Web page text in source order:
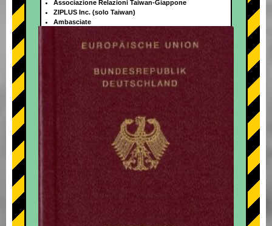
+
Associazione Relazioni Taiwan-Giappone
ZIPLUS Inc. (solo Taiwan)
Ambasciate